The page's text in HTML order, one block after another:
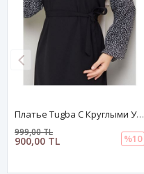
Платье Tugba С Круглыми Узорами Из Шифона И Рукавами - Черное
900,00 TL
999,00 TL
%10